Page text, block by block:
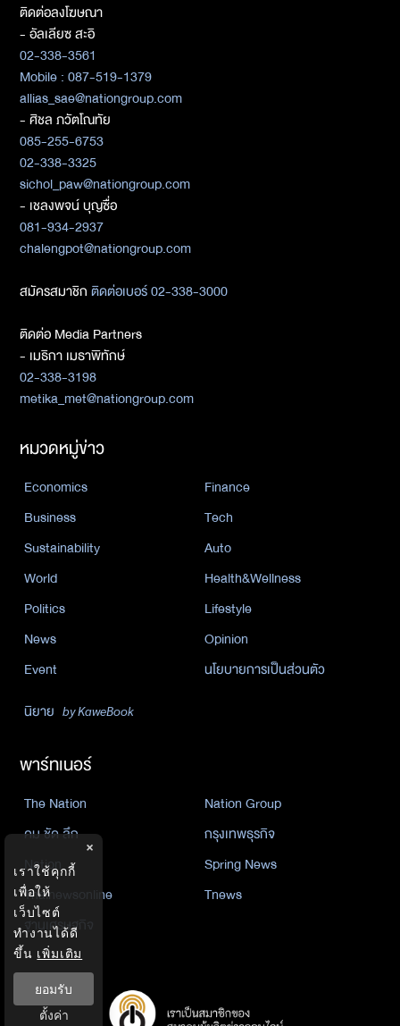
ติดต่อลงโฆษณา
- อัลเลียซ สะอิ
02-338-3561
Mobile : 087-519-1379
allias_sae@nationgroup.com
- ศิชล ภวัตโณทัย
085-255-6753
02-338-3325
sichol_paw@nationgroup.com
- เชลงพจน์ บุญซื่อ
081-934-2937
chalengpot@nationgroup.com
สมัครสมาชิกติดต่อเบอร์ 02-338-3000
ติดต่อ Media Partners
- เมธิกา เมธาพิทักษ์
02-338-3198
metika_met@nationgroup.com
หมวดหมู่ข่าว
Economics
Finance
Business
Tech
Sustainability
Auto
World
Health&Wellness
Politics
Lifestyle
News
Opinion
Event
นโยบายการเป็นส่วนตัว
นิยาย by KaweBook
พาร์ทเนอร์
The Nation
Nation Group
คม ชัด ลึก
กรุงเทพธุรกิจ
Nation
Spring News
Thainewsonline
Tnews
ฐานเศรษฐกิจ
×
เราใช้คุกกี้
เพื่อให้
เว็บไซต์
ทำงานได้ดี
ขึ้น เพิ่มเติม
ยอมรับ
ตั้งค่า